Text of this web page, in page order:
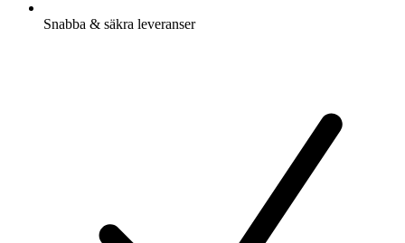
Snabba & säkra leveranser